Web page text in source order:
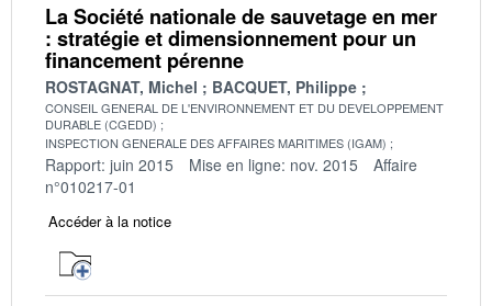
La Société nationale de sauvetage en mer
: stratégie et dimensionnement pour un
financement pérenne
ROSTAGNAT, Michel BACQUET, Philippe
CONSEIL GENERAL DE L'ENVIRONNEMENT ET DU DEVELOPPEMENT
DURABLE (CGEDD)
INSPECTION GENERALE DES AFFAIRES MARITIMES (IGAM)
Rapport: juin 2015 Mise en ligne: nov. 2015
Affaire
n°010217-01
Accéder à la notice